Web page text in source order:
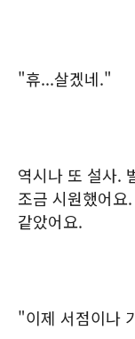
"휴...살겠네."
역시나 또 설사.
조금 시원했어요
같았어요.
"이제 서점이나